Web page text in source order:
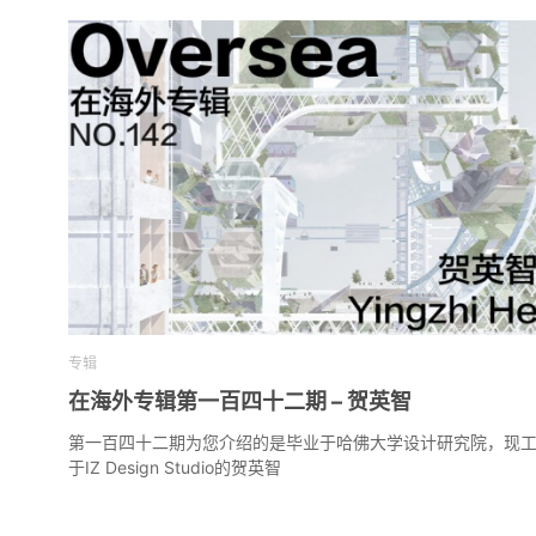
专辑
在海外专辑第一百四十二期 – 贺英智
第一百四十二期为您介绍的是毕业于哈佛大学设计研究院，现
于IZ Design Studio的贺英智